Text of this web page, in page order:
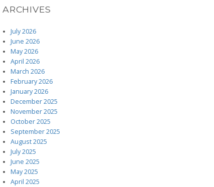
ARCHIVES
July 2026
June 2026
May 2026
April 2026
March 2026
February 2026
January 2026
December 2025
November 2025
October 2025
September 2025
August 2025
July 2025
June 2025
May 2025
April 2025